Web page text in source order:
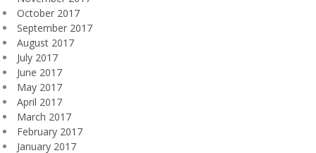
October 2017
September 2017
August 2017
July 2017
June 2017
May 2017
April 2017
March 2017
February 2017
January 2017